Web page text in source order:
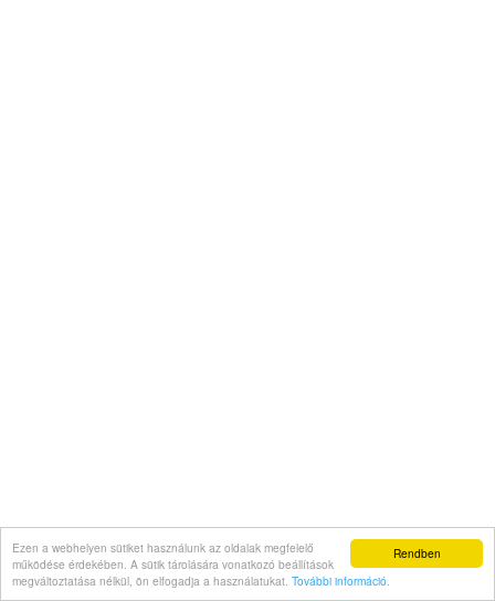
Rendben
Ezen a webhelyen sütiket használunk az oldalak megfelelő
működése érdekében. A sütik tárolására vonatkozó beállítások
megváltoztatása nélkül, ön elfogadja a használatukat. További információ.